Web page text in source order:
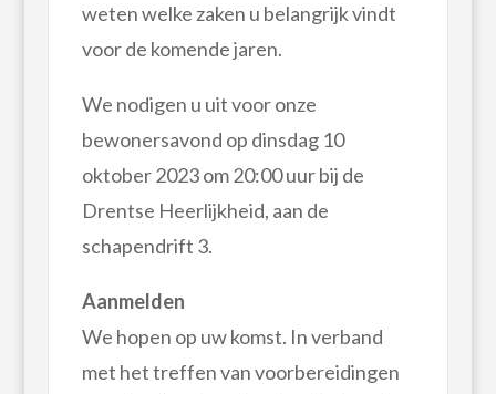
weten welke zaken u belangrijk vindt
voor de komende jaren.
We nodigen u uit voor onze
bewonersavond op dinsdag 10
oktober 2023 om 20:00 uur bij de
Drentse Heerlijkheid, aan de
schapendrift 3.
Aanmelden
We hopen op uw komst. In verband
met het treffen van voorbereidingen